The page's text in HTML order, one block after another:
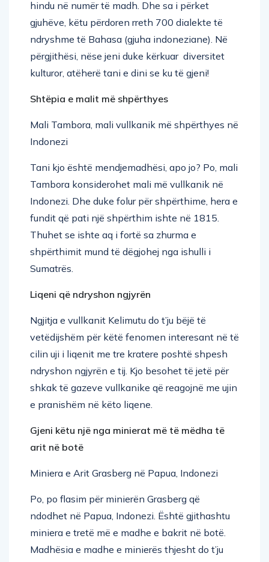
gjuhëve, këtu përdoren rreth 700 dialekte të
ndryshme të Bahasa (gjuha indoneziane). Në
përgjithësi, nëse jeni duke kërkuar diversitet
kulturor, atëherë tani e dini se ku të gjeni!
Indonezi
Tambora konsiderohet mali më vullkanik në
Indonezi. Dhe duke folur për shpërthime, hera e
fundit që pati një shpërthim ishte në 1815.
Thuhet se ishte aq i fortë sa zhurma e
shpërthimit mund të dëgjohej nga ishulli i
Sumatrës.
vetëdijshëm për këtë fenomen interesant në të
cilin uji i liqenit me tre kratere poshtë shpesh
ndryshon ngjyrën e tij. Kjo besohet të jetë për
shkak të gazeve vullkanike që reagojnë me ujin
e pranishëm në këto liqene.
arit në botë
ndodhet në Papua, Indonezi. Është gjithashtu
miniera e tretë më e madhe e bakrit në botë.
Madhësia e madhe e minierës thjesht do t’ju
marrë frymën. Nëse dëshironi të eksploroni